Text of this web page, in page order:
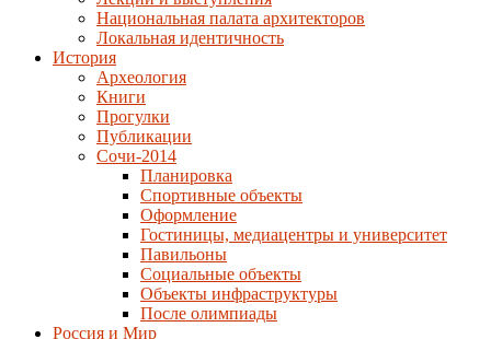
Национальная палата архитекторов
Локальная идентичность
История
Археология
Книги
Прогулки
Публикации
Сочи-2014
Планировка
Спортивные объекты
Оформление
Гостиницы, медиацентры и университет
Павильоны
Социальные объекты
Объекты инфраструктуры
После олимпиады
Россия и Мир